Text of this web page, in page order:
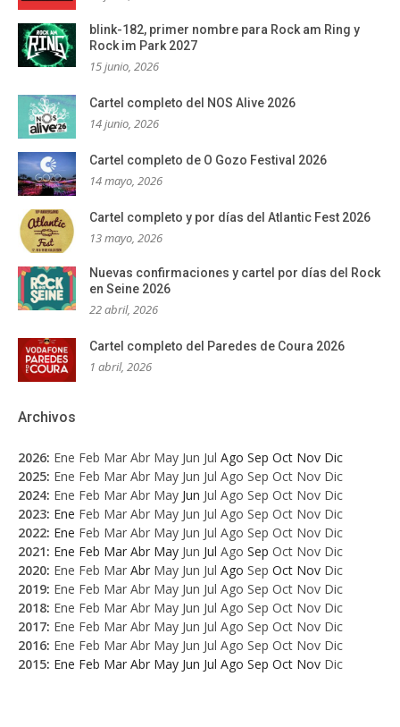
blink-182, primer nombre para Rock am Ring y
Rock im Park 2027
15 junio, 2026
Cartel completo del NOS Alive 2026
14 junio, 2026
Cartel completo de O Gozo Festival 2026
14 mayo, 2026
Cartel completo y por días del Atlantic Fest 2026
13 mayo, 2026
Nuevas confirmaciones y cartel por días del Rock
en Seine 2026
22 abril, 2026
Cartel completo del Paredes de Coura 2026
1 abril, 2026
Archivos
2026: Ene Feb Mar Abr May Jun Jul Ago Sep Oct Nov Dic
2025: Ene Feb Mar Abr May Jun Jul Ago Sep Oct Nov Dic
2024: Ene Feb Mar Abr May Jun Jul Ago Sep Oct Nov Dic
2023: Ene Feb Mar Abr May Jun Jul Ago Sep Oct Nov Dic
2022: Ene Feb Mar Abr May Jun Jul Ago Sep Oct Nov Dic
2021: Ene Feb Mar Abr May Jun Jul Ago Sep Oct Nov Dic
2020: Ene Feb Mar Abr May Jun Jul Ago Sep Oct Nov Dic
2019: Ene Feb Mar Abr May Jun Jul Ago Sep Oct Nov Dic
2018: Ene Feb Mar Abr May Jun Jul Ago Sep Oct Nov Dic
2017: Ene Feb Mar Abr May Jun Jul Ago Sep Oct Nov Dic
2016: Ene Feb Mar Abr May Jun Jul Ago Sep Oct Nov Dic
2015: Ene Feb Mar Abr May Jun Jul Ago Sep Oct Nov Dic